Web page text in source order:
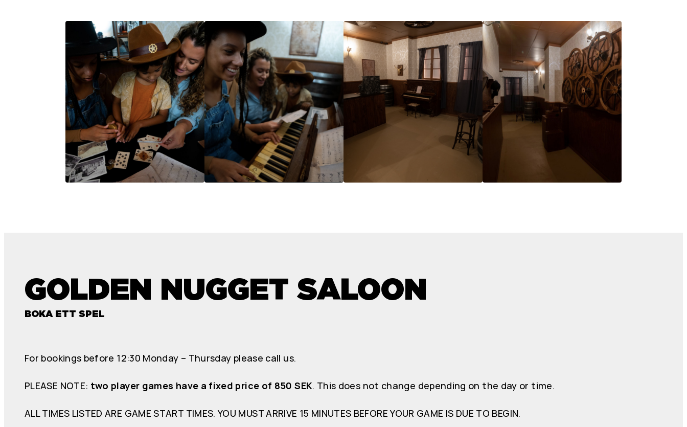
GOLDEN NUGGET SALOON
BOKA ETT SPEL
For bookings before 12:30 Monday – Thursday please call us.
PLEASE NOTE: two player games have a fixed price of 850 SEK. This does not change depending on the day or time.
ALL TIMES LISTED ARE GAME START TIMES. YOU MUST ARRIVE 15 MINUTES BEFORE YOUR GAME IS DUE TO BEGIN.